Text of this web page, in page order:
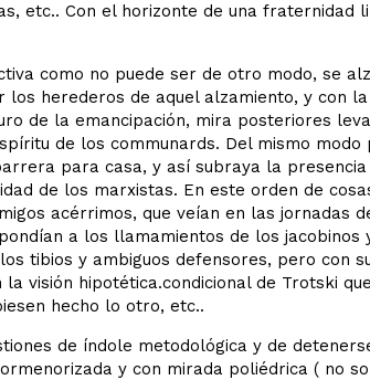
etc.. Con el horizonte de una fraternidad
como no puede ser de otro modo, se
los herederos de aquel alzamiento, y con
de la emancipación, mira posteriores
de los communards. Del mismo modo
para casa, y así subraya la
de los marxistas. En este orden de
acérrimos, que veían en las jornadas
a los llamamientos de los jacobinos
tibios y ambiguos defensores, pero con
visión hipotética.condicional de Trotski
hecho lo otro, etc..
de índole metodológica y de
y con mirada poliédrica ( no